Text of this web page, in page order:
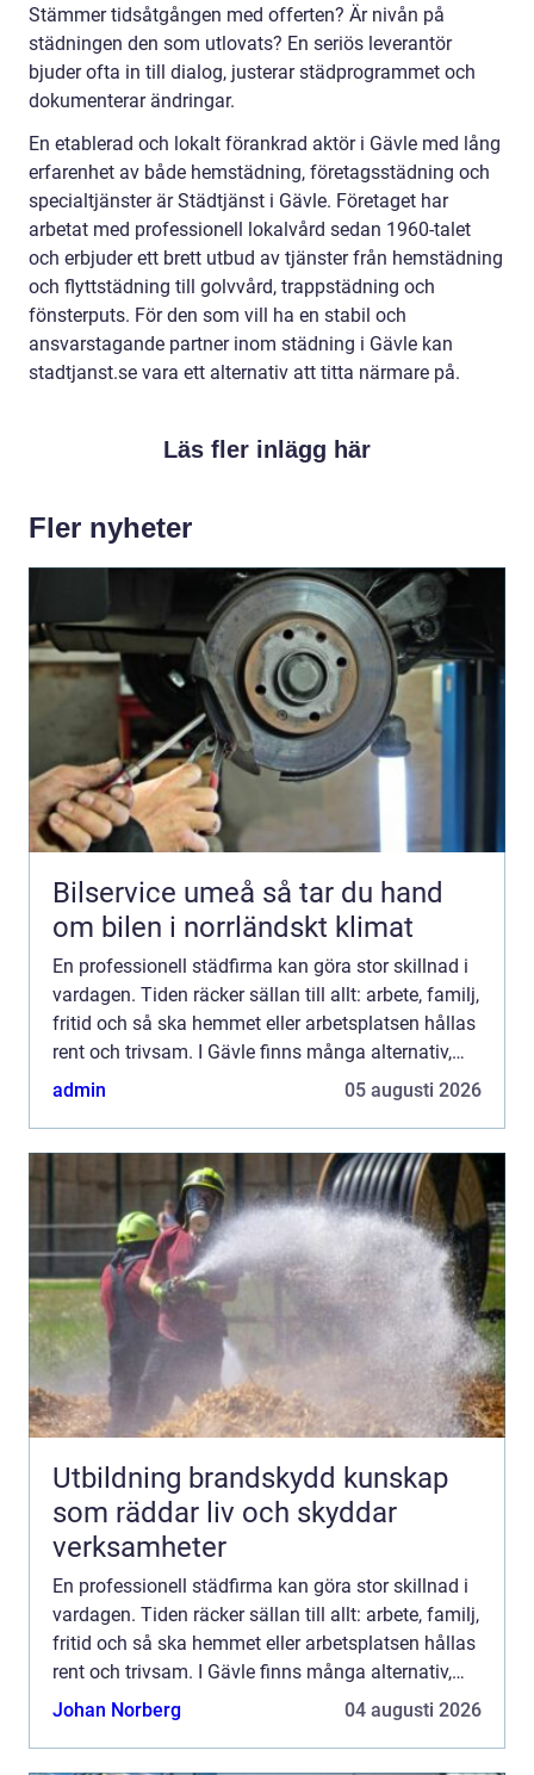
Stämmer tidsåtgången med offerten? Är nivån på
städningen den som utlovats? En seriös leverantör
bjuder ofta in till dialog, justerar städprogrammet och
dokumenterar ändringar.
En etablerad och lokalt förankrad aktör i Gävle med lång
erfarenhet av både hemstädning, företagsstädning och
specialtjänster är Städtjänst i Gävle. Företaget har
arbetat med professionell lokalvård sedan 1960-talet
och erbjuder ett brett utbud av tjänster från hemstädning
och flyttstädning till golvvård, trappstädning och
fönsterputs. För den som vill ha en stabil och
ansvarstagande partner inom städning i Gävle kan
stadtjanst.se vara ett alternativ att titta närmare på.
Läs fler inlägg här
Fler nyheter
Bilservice umeå så tar du hand
om bilen i norrländskt klimat
En professionell städfirma kan göra stor skillnad i
vardagen. Tiden räcker sällan till allt: arbete, familj,
fritid och så ska hemmet eller arbetsplatsen hållas
rent och trivsam. I Gävle finns många alternativ,
och valet påverkar både din ekonomi, di...
admin 05 augusti 2026
Utbildning brandskydd kunskap
som räddar liv och skyddar
verksamheter
En professionell städfirma kan göra stor skillnad i
vardagen. Tiden räcker sällan till allt: arbete, familj,
fritid och så ska hemmet eller arbetsplatsen hållas
rent och trivsam. I Gävle finns många alternativ,
och valet påverkar både din ekonomi, di...
Johan Norberg 04 augusti 2026